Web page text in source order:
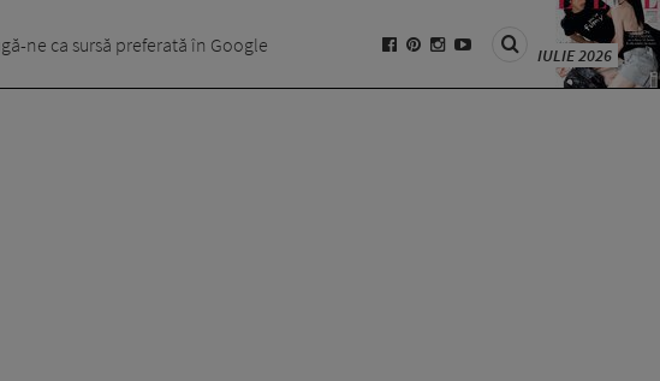
ne ca sursă preferată în Google IULIE 2026